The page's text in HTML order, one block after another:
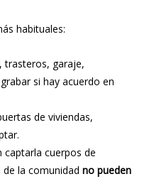
habituales:
trasteros, garaje,
si hay acuerdo en
de viviendas,
captarla cuerpos de
de la comunidad no pueden